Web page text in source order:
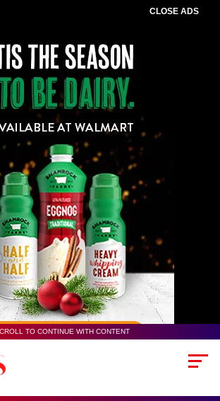
CLOSE ADS
TO CONTINUE WITH CONTENT